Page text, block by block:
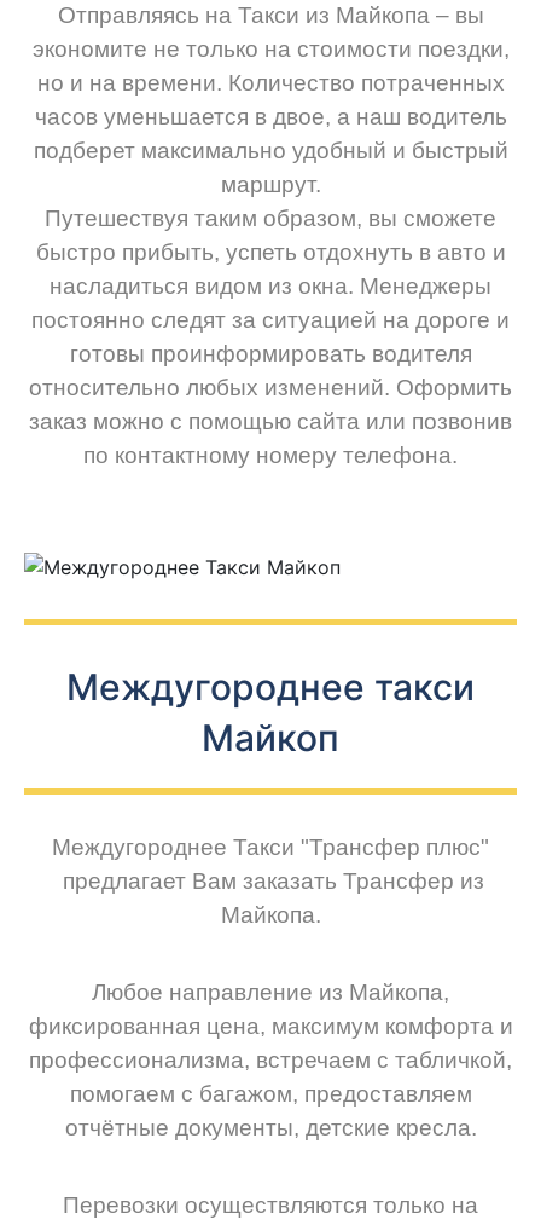
Отправляясь на Такси из Майкопа – вы
экономите не только на стоимости поездки,
но и на времени. Количество потраченных
часов уменьшается в двое, а наш водитель
подберет максимально удобный и быстрый
маршрут.
Путешествуя таким образом, вы сможете
быстро прибыть, успеть отдохнуть в авто и
насладиться видом из окна. Менеджеры
постоянно следят за ситуацией на дороге и
готовы проинформировать водителя
относительно любых изменений. Оформить
заказ можно с помощью сайта или позвонив
по контактному номеру телефона.
Междугороднее такси
Майкоп
Междугороднее Такси "Трансфер плюс"
предлагает Вам заказать Трансфер из
Майкопа.
Любое направление из Майкопа,
фиксированная цена, максимум комфорта и
профессионализма, встречаем с табличкой,
помогаем с багажом, предоставляем
отчётные документы, детские кресла.
Перевозки осуществляются только на